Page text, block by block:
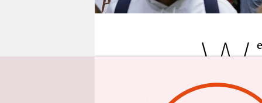
epaper login
W
können,